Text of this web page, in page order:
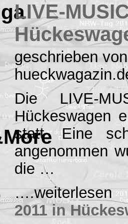
LIVE-
geschrieben
Die LIVE-
Hückeswagen
statt. Eine
angenommen
die …
2011 in